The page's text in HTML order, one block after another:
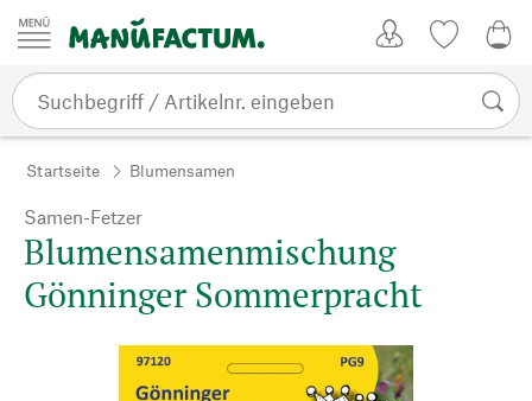
Zum Inhalt springen
Startseite Blumensamen
Samen-Fetzer
Blumensamenmischung
Gönninger Sommerpracht